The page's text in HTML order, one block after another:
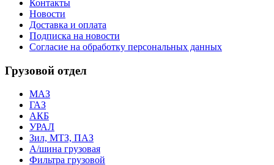
Контакты
Новости
Доставка и оплата
Подписка на новости
Согласие на обработку персональных данных
Грузовой отдел
МАЗ
ГАЗ
АКБ
УРАЛ
Зил, МТЗ, ПАЗ
А/шина грузовая
Фильтра грузовой